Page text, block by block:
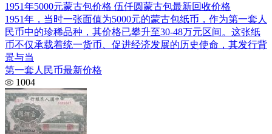
1951年5000元蒙古包价格 伍仟圆蒙古包最新回收价格
1951年，当时一张面值为5000元的蒙古包纸币，作为第一套人
民币中的珍稀品种，其价格已攀升至30-48万元区间。这张纸
币不仅承载着统一货币、促进经济发展的历史使命，其发行背
景与当
第一套人民币最新价格
1004